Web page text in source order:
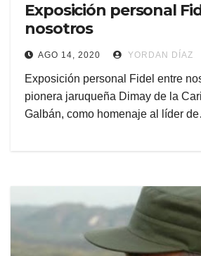
Exposición personal
nosotros
AGO 14, 2020 YORDAN DÍAZ
Exposición personal Fidel entre
pionera jaruqueña Dimay de la
Galbán, como homenaje al líder